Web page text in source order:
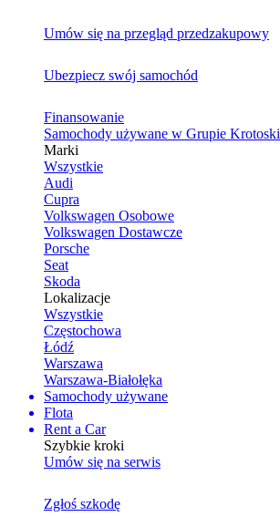
Umów się na przegląd przedzakupowy
Ubezpiecz swój samochód
Finansowanie
Samochody używane w Grupie Krotoski
Marki
Wszystkie
Audi
Cupra
Volkswagen Osobowe
Volkswagen Dostawcze
Porsche
Seat
Skoda
Lokalizacje
Wszystkie
Częstochowa
Łódź
Warszawa
Warszawa-Białołęka
Samochody używane
Flota
Rent a Car
Szybkie kroki
Umów się na serwis
Zgłoś szkodę